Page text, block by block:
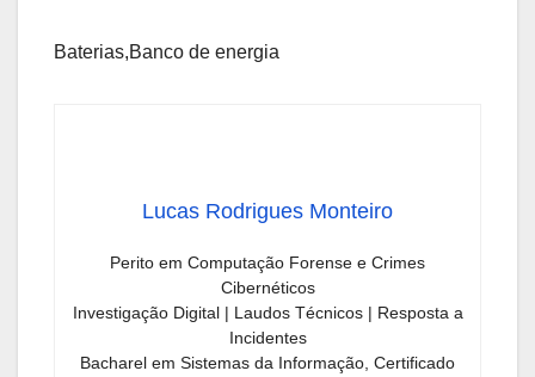
Baterias,Banco de energia
Lucas Rodrigues Monteiro
Perito em Computação Forense e Crimes
Cibernéticos
Investigação Digital | Laudos Técnicos | Resposta a
Incidentes
Bacharel em Sistemas da Informação, Certificado